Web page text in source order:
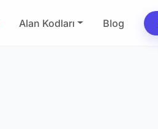
Alan Kodları Blog